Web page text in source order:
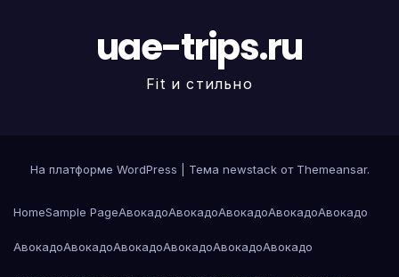
uae-trips.ru
Fit и стильно
На платформе WordPress Тема newstack от Themeansar.
HomeSample PageАвокадоАвокадоАвокадоАвокадоАвокадо
АвокадоАвокадоАвокадоАвокадоАвокадоАвокадо